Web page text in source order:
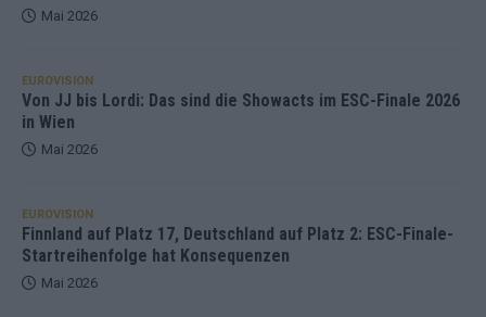
Mai 2026
EUROVISION
Von JJ bis Lordi: Das sind die Showacts im ESC-Finale 2026
in Wien
Mai 2026
EUROVISION
Finnland auf Platz 17, Deutschland auf Platz 2: ESC-Finale-
Startreihenfolge hat Konsequenzen
Mai 2026